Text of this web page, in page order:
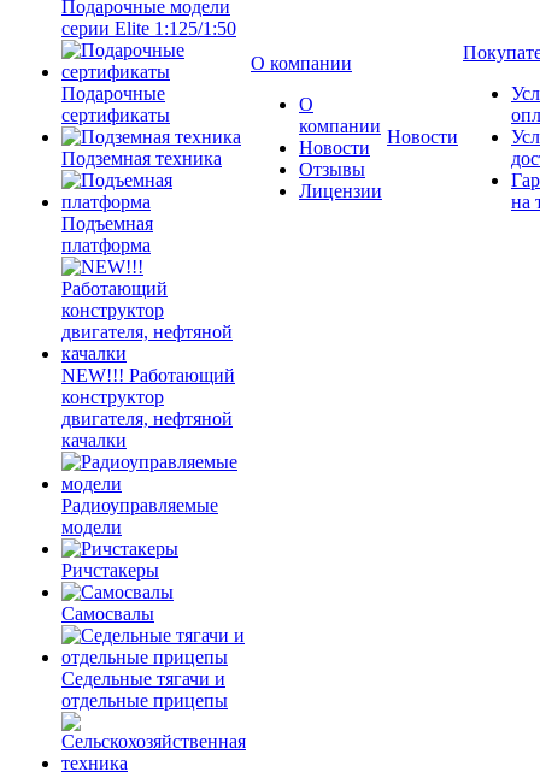
Подарочные модели
серии Elite 1:125/1:50
Подарочные
сертификаты
Подземная техника
Подъемная
платформа
NEW!!! Работающий
конструктор
двигателя, нефтяной
качалки
Радиоуправляемые
модели
Ричстакеры
Самосвалы
Седельные тягачи и
отдельные прицепы
О компании
О
компании
Новости
Отзывы
Лицензии
Новости
на